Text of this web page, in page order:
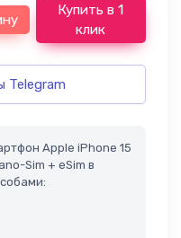
Купить в 1
клик
Telegram
Apple iPhone 15
Sim + eSim в